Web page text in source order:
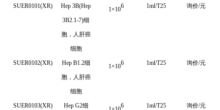
SUER0101(XR) Hep 3B(Hep
3B2.1-7)细
胞，人肝癌
细胞
1 ×106 1ml/T25 询价/元
SUER0102(XR) Hep B1.2细
胞，人肝癌
细胞
1 ×106 1ml/T25 询价/元
SUER0103(XR) Hep G2细 6 1ml/T25 询价/元